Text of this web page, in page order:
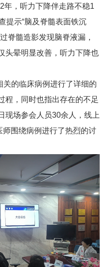
2年，听力下降伴走路不稳1
提示“脑及脊髓表面铁沉
脊髓造影发现脑脊液漏，
头晕明显改善，听力下降也
的临床病例进行了详细的
程，同时也指出存在的不足
现场参会人员30余人，线上
围绕病例进行了热烈的讨